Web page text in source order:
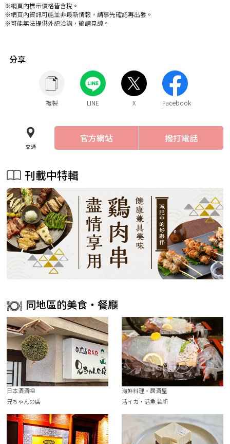
※網頁內標示價格皆含稅。
※網頁內資訊可能並非最新情報，請事先確認再出發。
※可能無法提供外語洽詢，敬請見諒。
分享
複製 LINE X Facebook
交通
官方網站 撥打電話
刊載中特輯
同地區的美食・餐廳
日本酒酒吧
兄ちゃんの店
海鮮料理・居酒屋
活イカ・活魚 若新